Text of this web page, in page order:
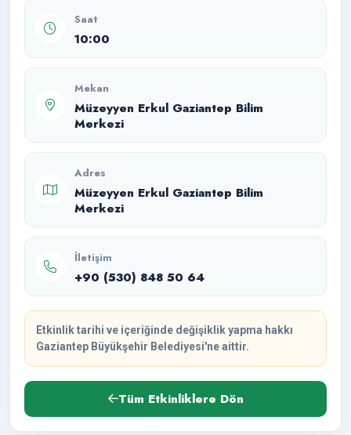
Saat
10:00
Mekan
Müzeyyen Erkul Gaziantep Bilim
Merkezi
Adres
Müzeyyen Erkul Gaziantep Bilim
Merkezi
İletişim
+90 (530) 848 50 64
Etkinlik tarihi ve içeriğinde değişiklik yapma hakkı
Gaziantep Büyükşehir Belediyesi'ne aittir.
Tüm Etkinliklere Dön